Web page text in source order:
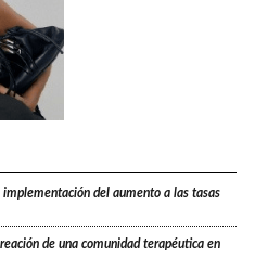
implementación del aumento a las tasas
de una comunidad terapéutica en